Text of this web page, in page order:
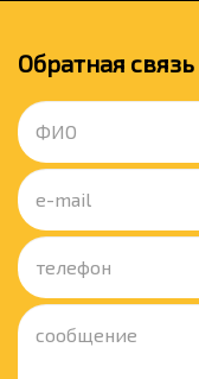
Обратная связь